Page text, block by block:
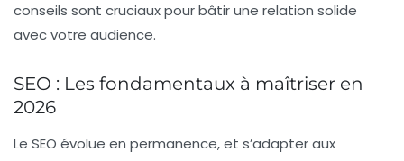
conseils sont cruciaux pour bâtir une relation solide
avec votre audience.
SEO : Les fondamentaux à maîtriser en
2026
Le SEO évolue en permanence, et s’adapter aux